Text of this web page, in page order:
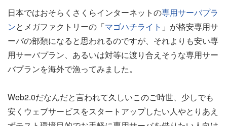
日本ではおそらくさくらインターネットの専用サーバプラ
ンとメガファクトリーの「マゴハチライト 」が格安専用サ
ーバの部類になると思われるのですが、それよりも安い専
用サーバプラン、あるいは対等に渡り合えそうな専用サー
バプランを海外で漁ってみました。
Web2.0だなんだと言われて久しいこのご時世、少しでも
安くウェブサービスをスタートアップしたい人やとりあえ